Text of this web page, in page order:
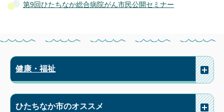
第9回ひたちなか総合病院がん市民公開セミナー
健康・福祉
ひたちなか市のオススメ